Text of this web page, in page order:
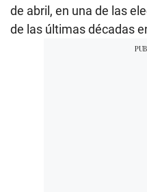
de abril, en una de las
de las últimas décadas